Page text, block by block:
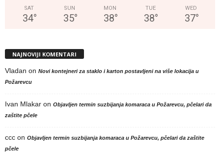
SAT
34°
SUN
35°
MON
38°
TUE
38°
WED
37°
NAJNOVIJI KOMENTARI
Vladan on Novi kontejneri za staklo i karton postavljeni na više lokacija u
Požarevcu
Ivan Mlakar on Objavljen termin suzbijanja komaraca u Požarevcu, pčelari da
zaštite pčele
ccc on Objavljen termin suzbijanja komaraca u Požarevcu, pčelari da zaštite
pčele